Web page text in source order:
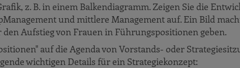
z. B. in einem Balkendiagramm. Zeigen Sie die
und mittlere Management auf. Ein Bild
Aufstieg von Frauen in Führungspositionen geben.
auf die Agenda von Vorstands- oder
wichtigen Details für ein Strategiekonzept: